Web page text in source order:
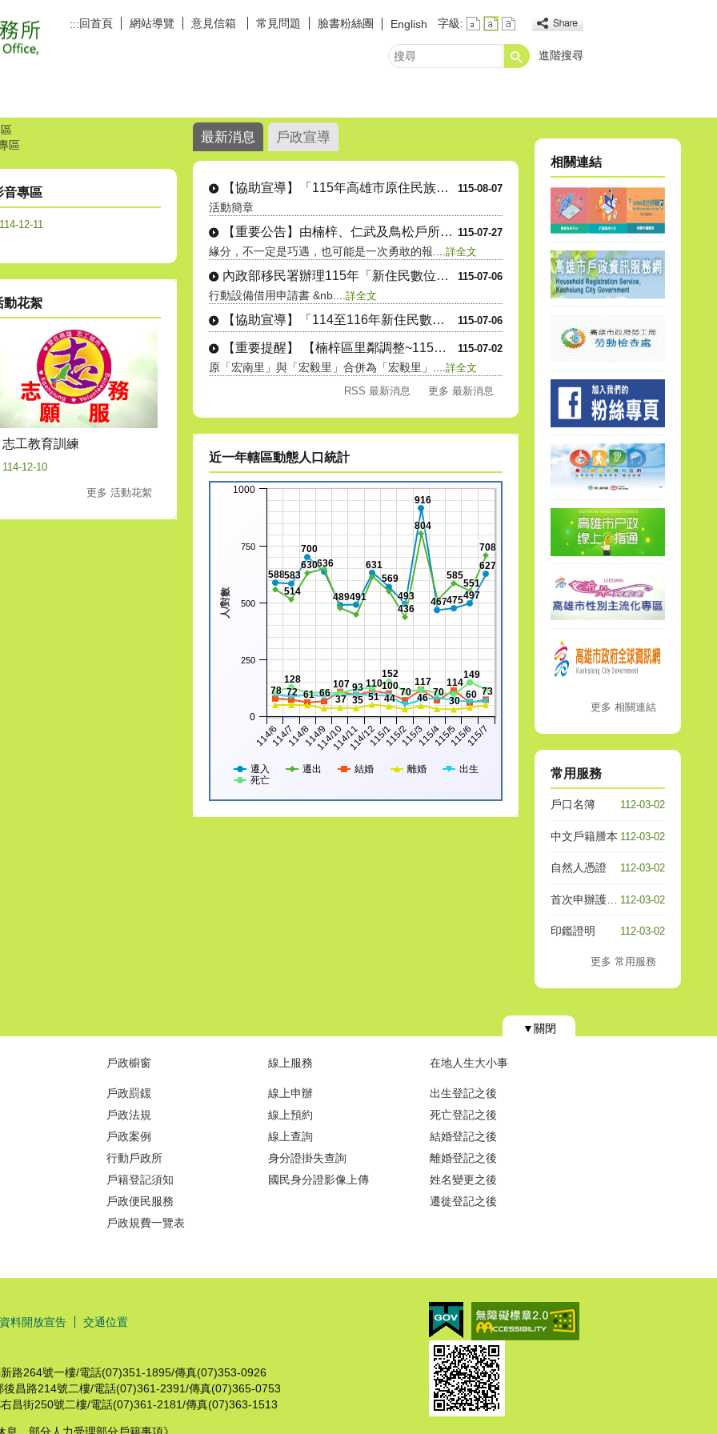
:::回首頁 網站導覽 意見信箱 常見問題 臉書粉絲團 English 字級:
搜
進階搜尋
播放中
區
音專區
114-12-11
動花絮
志工教育訓練
114-12-10
更多 活動花絮
最新消息 戶政宣導
115-08-07
【協助宣導】「115年高雄市原住民族運....
活動簡章
115-07-27
【重要公告】由楠梓、仁武及鳥松戶所辦理的....
緣分，不一定是巧遇，也可能是一次勇敢的報.... 詳全文
115-07-06
內政部移民署辦理115年「新住民數位應用....
行動設備借用申請書 &nb.... 詳全文
115-07-06
【協助宣導】「114至116年新住民數位....
115-07-02
【重要提醒】 【楠梓區里鄰調整~115年....
原「宏南里」與「宏毅里」合併為「宏毅里」.... 詳全文
RSS 最新消息
更多 最新消息
近一年轄區動態人口統計
人/對數
588583
700
636
489491
631
569
493
916
467475497
627
514
630
436
804
585
551
708
78 72 61 66
107 93 110100
70
117
70
114
60 73
37 35 51 44 46 30
128
152 149
遷入 遷出 結婚 離婚
出生
死亡
114/6114/7114/8114/9114/10114/11114/12115/1115/2115/3115/4115/5115/6115/7
0
1000
250
500
750
相關連結
更多 相關連結
常用服務
112-03-02
戶口名簿
112-03-02
中文戶籍謄本
112-03-02
自然人憑證
112-03-02
首次申辦護照人別確認
112-03-02
印鑑證明
更多 常用服務
▼關閉
戶政櫥窗
戶政罰鍰
戶政法規
戶政案例
行動戶政所
戶籍登記須知
戶政便民服務
戶政規費一覽表
線上服務
線上申辦
線上預約
線上查詢
身分證掛失查詢
國民身分證影像上傳
在地人生大小事
出生登記之後
死亡登記之後
結婚登記之後
離婚登記之後
姓名變更之後
遷徙登記之後
料開放宣告
交通位置
路264號一樓/電話(07)351-1895/傳真(07)353-0926
昌路214號二樓/電話(07)361-2391/傳真(07)365-0753
昌街250號二樓/電話(07)361-2181/傳真(07)363-1513